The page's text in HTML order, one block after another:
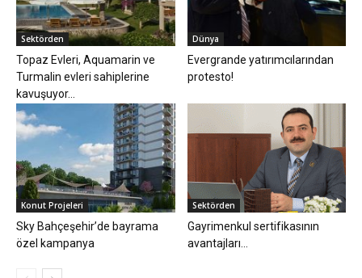
Sektörden
Topaz Evleri, Aquamarin ve
Turmalin evleri sahiplerine
kavuşuyor…
Dünya
Evergrande yatırımcılarından
protesto!
Konut Projeleri
Sky Bahçeşehir’de bayrama
özel kampanya
Sektörden
Gayrimenkul sertifikasının
avantajları…